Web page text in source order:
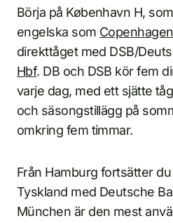
Börja på København H,
engelska som
direkttåget med DSB/
Hbf. DB och DSB kör fem
varje dag, med ett sjätte
och säsongstillägg på
omkring fem timmar.
Från Hamburg fortsätter
Tyskland med Deutsche
München är den mest